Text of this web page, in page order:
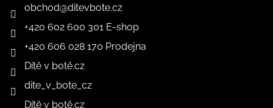
obchod@ditevbote.cz
+420 602 600 301 E-shop
+420 606 028 170 Prodejna
Dítě v botě.cz
dite_v_bote_cz
Dítě v botě.cz